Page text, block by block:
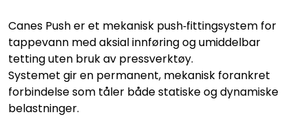
Canes Push er et mekanisk push‑fittingsystem for
tappevann med aksial innføring og umiddelbar
tetting uten bruk av pressverktøy.
Systemet gir en permanent, mekanisk forankret
forbindelse som tåler både statiske og dynamiske
belastninger.